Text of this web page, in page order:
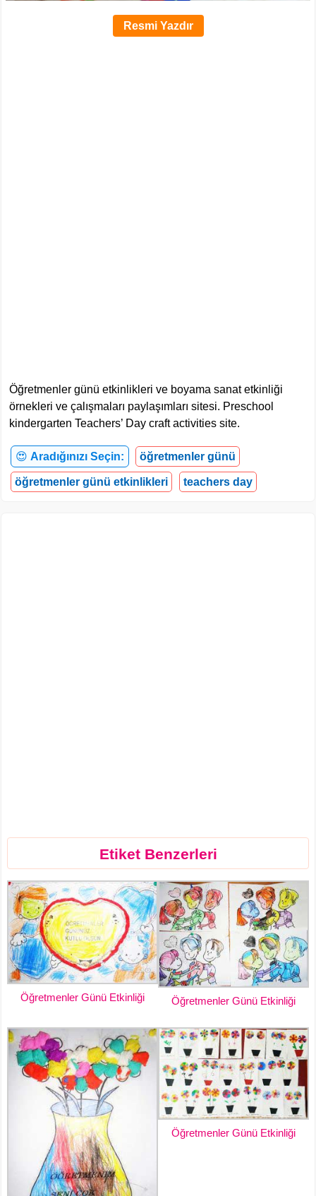
Resmi Yazdır
Öğretmenler günü etkinlikleri ve boyama sanat etkinliği
örnekleri ve çalışmaları paylaşımları sitesi. Preschool
kindergarten Teachers’ Day craft activities site.
😍 Aradığınızı Seçin: öğretmenler günü
öğretmenler günü etkinlikleri teachers day
Etiket Benzerleri
Öğretmenler Günü Etkinliği Öğretmenler Günü Etkinliği
Öğretmenler Günü Etkinliği